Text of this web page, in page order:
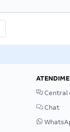
Central
Chat